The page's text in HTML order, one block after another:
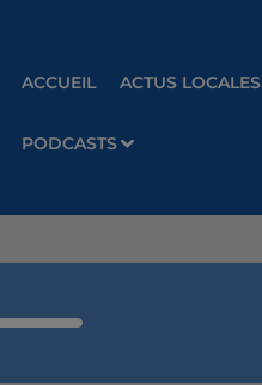
ACCUEIL ACTUS LOCALES
PODCASTS